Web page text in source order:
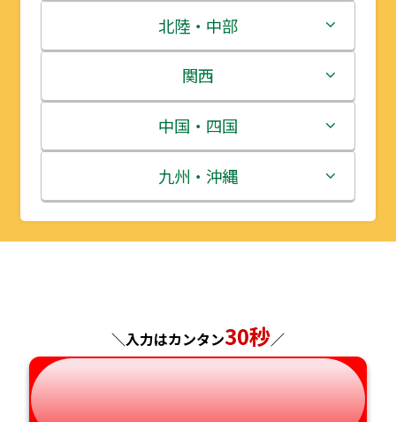
青森県
岩手県
宮城県
秋田県
山形県
茨城県
栃木県
群馬県
埼玉県
千葉県
北陸・中部
新潟県
富山県
石川県
福井県
関西
三重県
滋賀県
京都府
中国・四国
鳥取県
島根県
九州・沖縄
福岡県
＼入力はカンタン30秒／